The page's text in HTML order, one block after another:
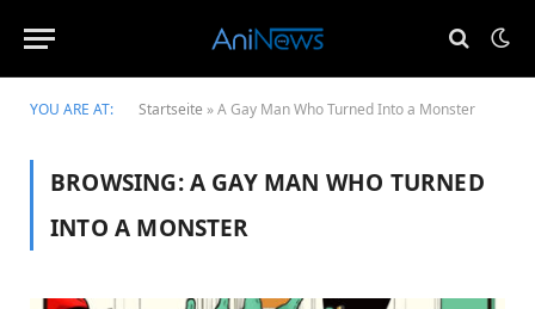
YOU ARE AT: Startseite »A Gay Man Who Turned Into a Monster
BROWSING:A GAY MAN WHO TURNED
INTO A MONSTER